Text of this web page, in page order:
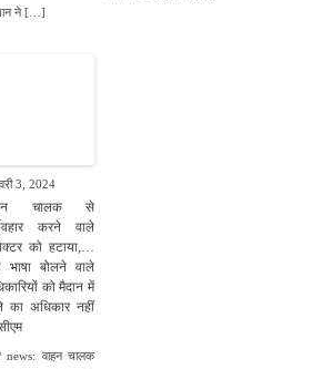
ने […]
3, 2024
चालक से
करने वाले
को हटाया,…
भाषा बोलने वाले
को मैदान में
का अधिकार नहीं
news: वाहन चालक